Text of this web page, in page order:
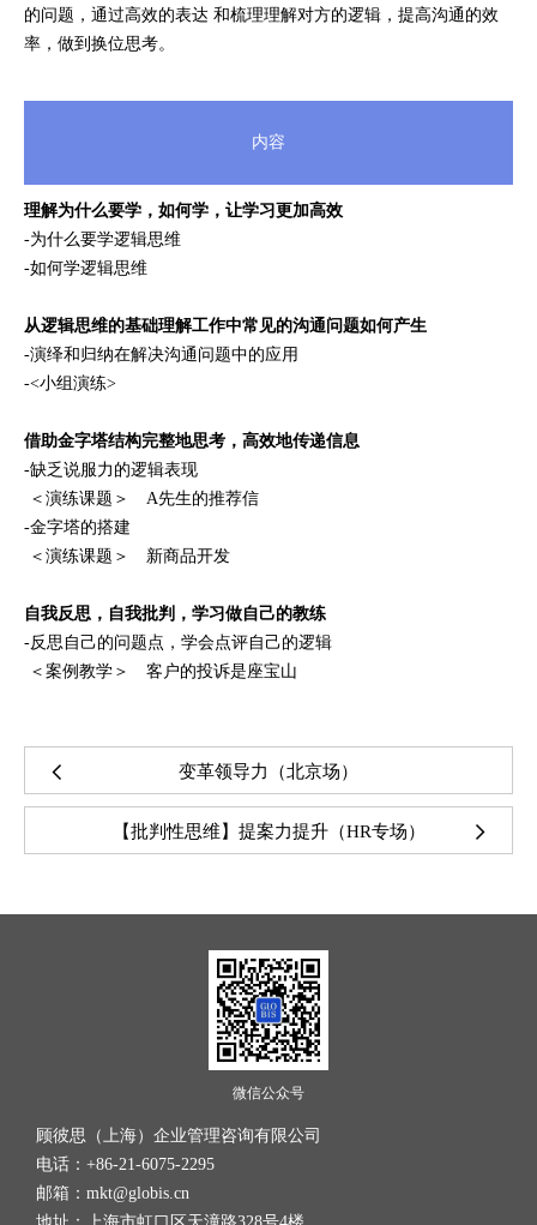
的问题，通过高效的表达 和梳理理解对方的逻辑，提高沟通的效
率，做到换位思考。
内容
理解为什么要学，如何学，让学习更加高效
-为什么要学逻辑思维
-如何学逻辑思维
从逻辑思维的基础理解工作中常见的沟通问题如何产生
-演绎和归纳在解决沟通问题中的应用
-<小组演练>
借助金字塔结构完整地思考，高效地传递信息
-缺乏说服力的逻辑表现
＜演练课题＞ A先生的推荐信
-金字塔的搭建
＜演练课题＞ 新商品开发
自我反思，自我批判，学习做自己的教练
-反思自己的问题点，学会点评自己的逻辑
＜案例教学＞ 客户的投诉是座宝山
变革领导力（北京场）
【批判性思维】提案力提升（HR专场）
微信公众号
顾彼思（上海）企业管理咨询有限公司
电话：+86-21-6075-2295
邮箱：mkt@globis.cn